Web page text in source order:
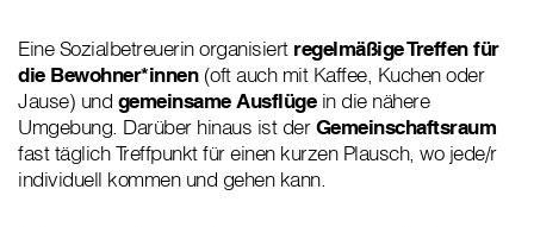
Eine Sozialbetreuerin organisiert regelmäßige Treffen für
die Bewohner*innen(oft auch mit Kaffee, Kuchen oder
Jause) und gemeinsame Ausflügein die nähere
Umgebung. Darüber hinaus ist derGemeinschaftsraum
fast täglich Treffpunkt für einen kurzen Plausch, wo jede/r
individuell kommen und gehen kann.